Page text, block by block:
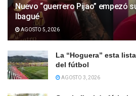
Nuevo “guerrero Pijao” empezó
Ibagué
AGOSTO 5, 2026
La “Hoguera” esta
del fútbol
AGOSTO 3, 2026